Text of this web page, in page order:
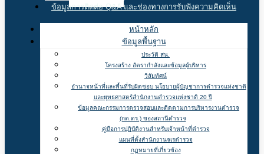
ข้อมูลการติดต่อ Q&A และช่องทางการรับฟังความคิดเห็น
หน้าหลัก
ข้อมูลพื้นฐาน
ประวัติ สน.
โครงสร้าง อัตรากำลังและข้อมูลผู้บริหาร
วิสัยทัศน์
อำนาจหน้าที่และพื้นที่รับผิดชอบ นโยบายผู้บัญชาการตำรวจแห่งชาติ
และยุทธศาสตร์สำนักงานตำรวจแห่งชาติ 20 ปี
ข้อมูลคณะกรรมการตรวจสอบและติดตามการบริหารงานตำรวจ
(กต.ตร.) ของสถานีตำรวจ
คู่มือการปฏิบัติงานสำหรับเจ้าหน้าที่ตำรวจ
แผนที่ตั้งสำนักงานจเรตำรวจ
กฏหมายที่เกี่ยวข้อง